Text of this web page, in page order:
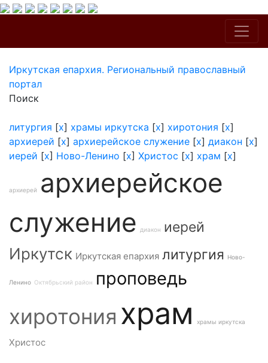
Иркутская епархия. Региональный православный
портал
Поиск
литургия [x] храмы иркутска [x] хиротония [x]
архиерей [x] архиерейское служение [x] диакон [x]
иерей [x] Ново-Ленино [x] Христос [x] храм [x]
архиерей
архиерейское
служение
диакон иерей
Иркутск Иркутская епархия литургия Ново-
Ленино Октябрьский район проповедь
хиротония храм храмы иркутска
Христос